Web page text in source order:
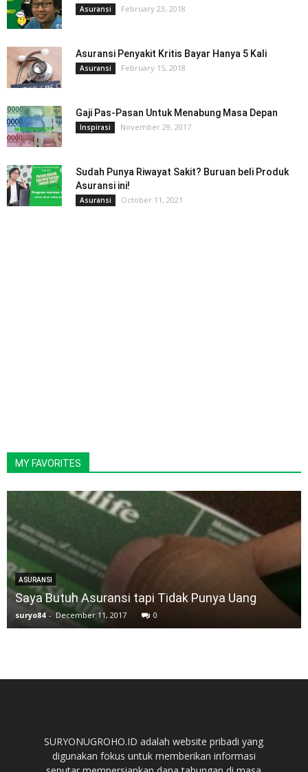
Asuransi February 23, 2018
Asuransi Penyakit Kritis Bayar Hanya 5 Kali
Asuransi February 15, 2018
Gaji Pas-Pasan Untuk Menabung Masa Depan
Inspirasi November 29, 2017
Sudah Punya Riwayat Sakit? Buruan beli Produk
Asuransi ini!
Asuransi October 11, 2021
MY FAVORITES
ASURANSI
Saya Butuh Asuransi tapi Tidak Punya Uang
suryo84 - December 11, 2017 0
SURYONUGROHO.ID adalah website pribadi yang
digunakan fokus untuk memberikan informasi